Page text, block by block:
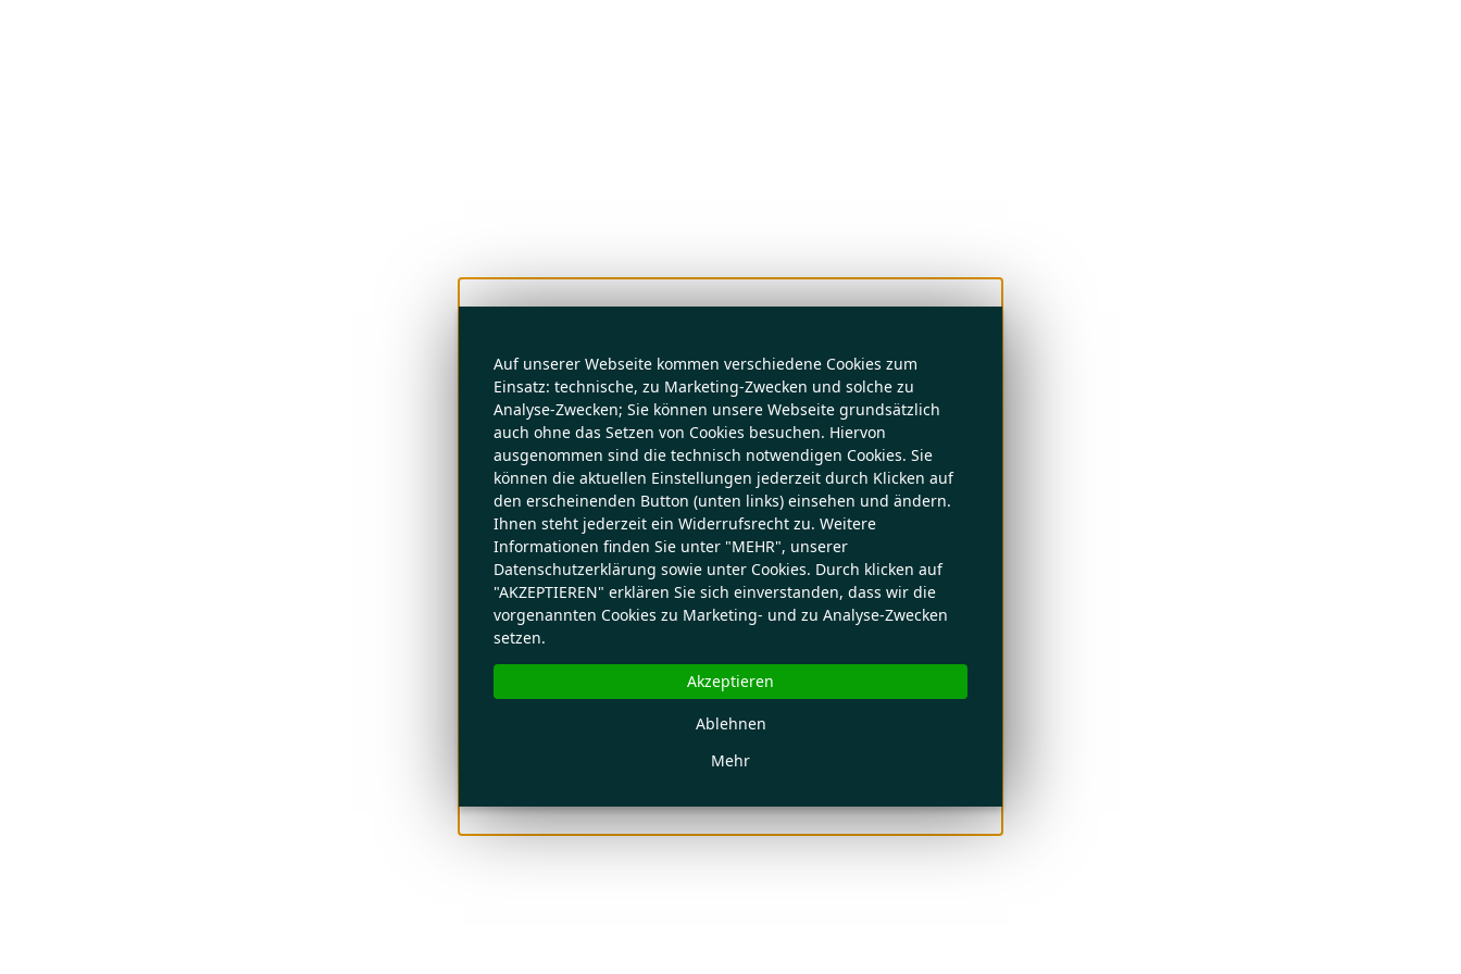
Auf unserer Webseite kommen verschiedene Cookies zum
Einsatz: technische, zu Marketing-Zwecken und solche zu
Analyse-Zwecken; Sie können unsere Webseite grundsätzlich
auch ohne das Setzen von Cookies besuchen. Hiervon
ausgenommen sind die technisch notwendigen Cookies. Sie
können die aktuellen Einstellungen jederzeit durch Klicken auf
den erscheinenden Button (unten links) einsehen und ändern.
Ihnen steht jederzeit ein Widerrufsrecht zu. Weitere
Informationen finden Sie unter "MEHR", unserer
Datenschutzerklärung sowie unter Cookies. Durch klicken auf
"AKZEPTIEREN" erklären Sie sich einverstanden, dass wir die
vorgenannten Cookies zu Marketing- und zu Analyse-Zwecken
setzen.
Mehr
Ablehnen
Akzeptieren